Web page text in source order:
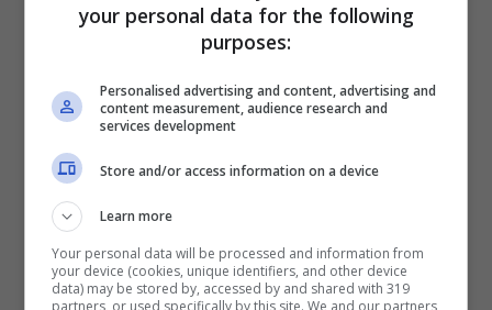
andrà necessariamente allegato alla richiesta
da presentare all’Istituto di Previdenza Sociale.
Tutte le richiesteche non avranno questo
modulo allegato,non saranno considerate
valide.
your personal data for the following
purposes:
Personalised advertising and content, advertising and
content measurement, audience research and
services development
Store and/or access information on a device
Learn more
Your personal data will be processed and information from
your device (cookies, unique identifiers, and other device
data) may be stored by, accessed by and shared with 319
partners, or used specifically by this site. We and our partners